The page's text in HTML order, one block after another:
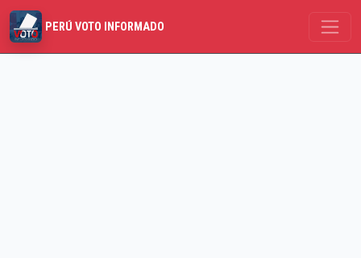
PERÚ VOTO INFORMADO